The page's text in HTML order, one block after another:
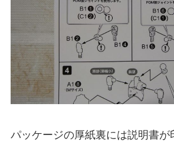
パッケージの厚紙裏には説明書が